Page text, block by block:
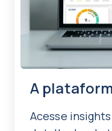
A
Acesse